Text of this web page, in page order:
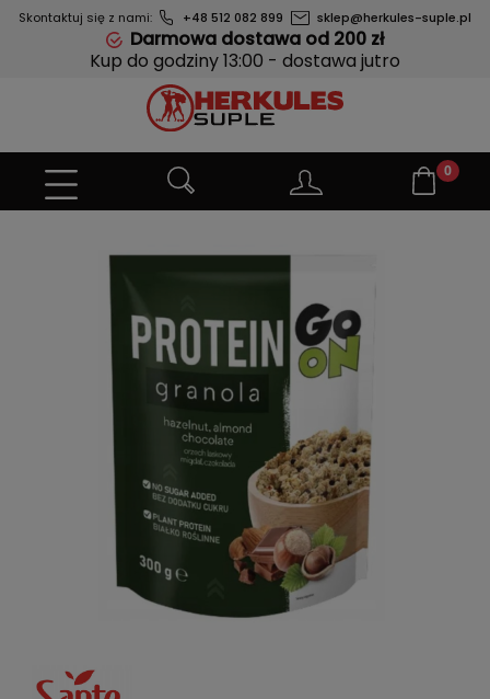
Skontaktuj się z nami: +48 512 082 899 sklep@herkules-suple.pl
Darmowa dostawa od 200 zł
Kup do godziny 13:00 - dostawa jutro